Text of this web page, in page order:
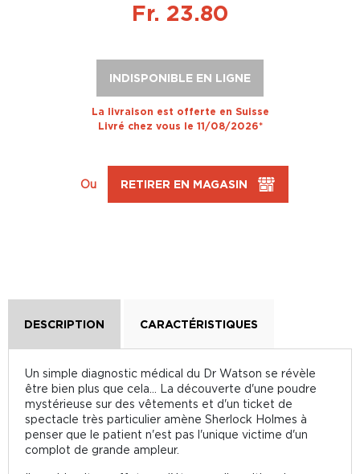
Fr. 23.80
INDISPONIBLE EN LIGNE
La livraison est offerte en Suisse
Livré chez vous le 11/08/2026*
Ou RETIRER EN MAGASIN
DESCRIPTION CARACTÉRISTIQUES
Un simple diagnostic médical du Dr Watson se révèle
être bien plus que cela... La découverte d'une poudre
mystérieuse sur des vêtements et d'un ticket de
spectacle très particulier amène Sherlock Holmes à
penser que le patient n'est pas l'unique victime d'un
complot de grande ampleur.